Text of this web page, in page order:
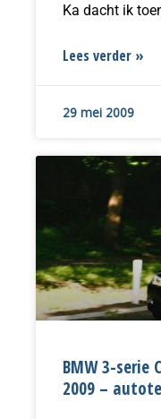
Ka dacht ik
Lees verder »
29 mei 2009
BMW 3-serie
2009 –